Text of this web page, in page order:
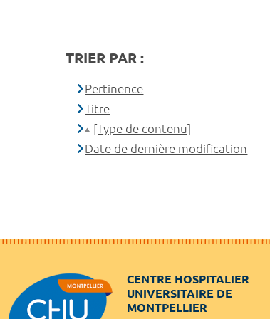
TRIER PAR :
Pertinence
Titre
[Type de contenu]
Date de dernière modification
CENTRE HOSPITALIER
UNIVERSITAIRE DE
MONTPELLIER